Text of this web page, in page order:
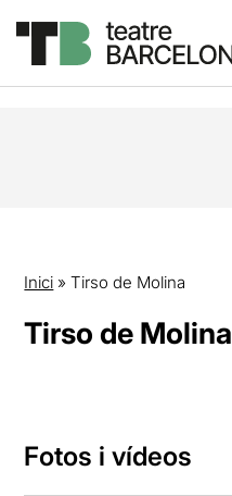
Inici »Tirso de Molina
Tirso de Molina
Fotos i vídeos